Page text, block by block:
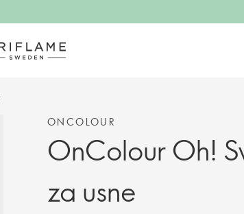
ONCOLOUR
OnColour Oh!
za usne